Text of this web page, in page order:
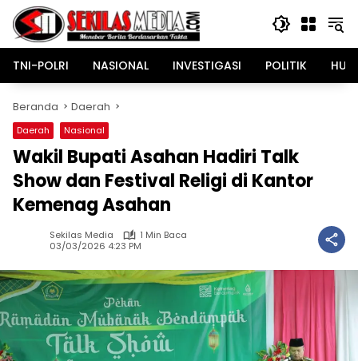
Langsung
konten
TNI-POLRI
NASIONAL INVESTIGASI POLITIK
Beranda Daerah
Daerah Nasional
Wakil Bupati Asahan Hadiri Talk
Show dan Festival Religi di Kantor
Kemenag Asahan
Sekilas Media
1 Min Baca
03/03/2026 4:23 PM